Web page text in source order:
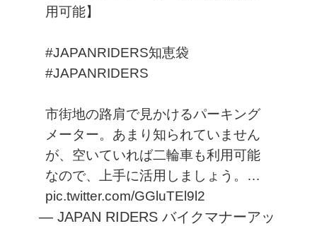
用可能】
#JAPANRIDERS知恵袋
#JAPANRIDERS
市街地の路肩で見かけるパーキング
メーター。あまり知られていません
が、空いていれば二輪車も利用可能
なので、上手に活用しましょう。…
pic.twitter.com/GGluTEl9l2
— JAPAN RIDERS バイクマナーアッ